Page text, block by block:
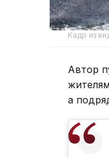
Кадр из
Автор
а